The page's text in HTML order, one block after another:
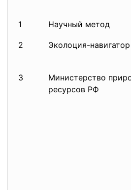
1 Научный метод
2 Эколоция-навигатор
3
Министерство
ресурсов РФ